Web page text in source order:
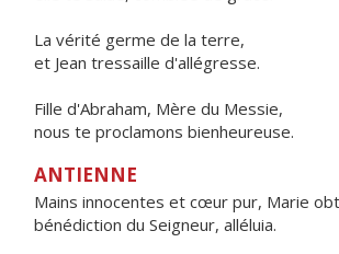
La vérité germe de la terre,
et Jean tressaille d'allégresse.
Fille d'Abraham, Mère du Messie,
nous te proclamons bienheureuse.
ANTIENNE
Mains innocentes et cœur pur, Marie
bénédiction du Seigneur, alléluia.